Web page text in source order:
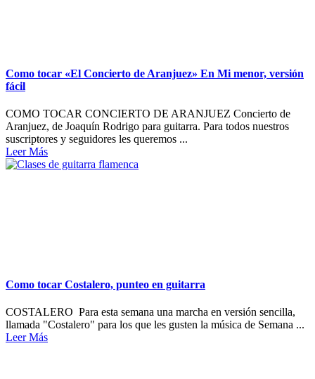
Como tocar «El Concierto de Aranjuez» En Mi menor, versión
fácil
COMO TOCAR CONCIERTO DE ARANJUEZ Concierto de
Aranjuez, de Joaquín Rodrigo para guitarra. Para todos nuestros
suscriptores y seguidores les queremos ...
Leer Más
Como tocar Costalero, punteo en guitarra
COSTALERO Para esta semana una marcha en versión sencilla,
llamada "Costalero" para los que les gusten la música de Semana ...
Leer Más